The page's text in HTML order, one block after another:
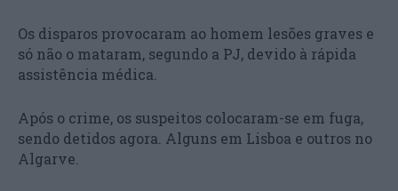
Os disparos provocaram ao homem lesões graves e
só não o mataram, segundo a PJ, devido à rápida
assistência médica.
Após o crime, os suspeitos colocaram-se em fuga,
sendo detidos agora. Alguns em Lisboa e outros no
Algarve.